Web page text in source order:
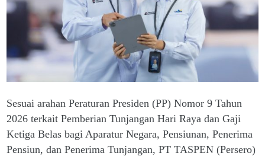
Sesuai arahan Peraturan Presiden (PP) Nomor 9 Tahun
2026 terkait Pemberian Tunjangan Hari Raya dan Gaji
Ketiga Belas bagi Aparatur Negara, Pensiunan, Penerima
Pensiun, dan Penerima Tunjangan, PT TASPEN (Persero)